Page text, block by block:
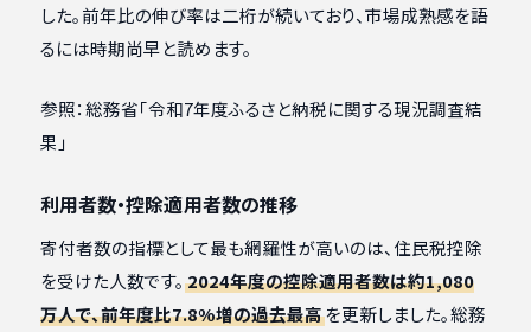
した。前年比の伸び率は二桁が続いており、市場成熟感を語
るには時期尚早と読めます。
参照：総務省「令和7年度ふるさと納税に関する現況調査結
果」
利用者数・控除適用者数の推移
寄付者数の指標として最も網羅性が高いのは、住民税控除
を受けた人数です。 2024年度の控除適用者数は約1,080
万人で、前年度比7.8%増の過去最高を更新しました。総務